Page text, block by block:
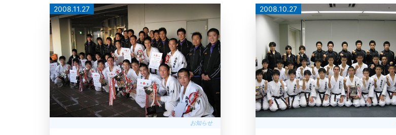
2008.11.27
お知らせ
2008.10.27